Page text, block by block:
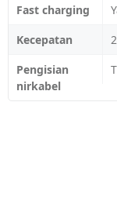
Fast charging
Kecepatan
Pengisian
nirkabel